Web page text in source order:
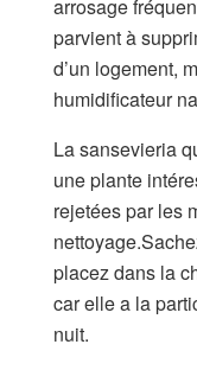
arrosage
parvient à
d’un logement,
humidificateur
La sansevieria
une plante
rejetées par les
placez dans la
car elle a la
nuit.